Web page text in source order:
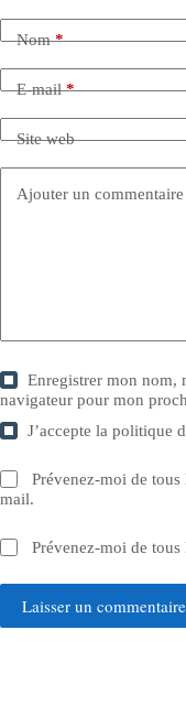
Nom*
E-mail*
Site web
Ajouter un commentaire
Enregistrer mon nom,
navigateur pour mon
J’accepte lapolitique
Prévenez-moi de
mail.
Prévenez-moi de
Laisser un commentaire